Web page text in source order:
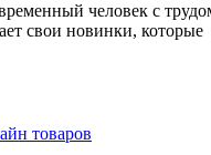
человек с
свои новинки, которые
товаров